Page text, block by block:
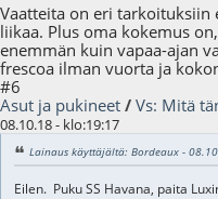
Vaatteita on eri tarkoituksiin
liikaa. Plus oma kokemus
enemmän kuin vapaa-ajan
frescoa ilman vuorta ja
#6
Asut ja pukineet / Vs: Mitä
08.10.18 - klo:19:17
Lainaus käyttäjältä: Bordeaux -
Eilen. Puku SS Havana, paita